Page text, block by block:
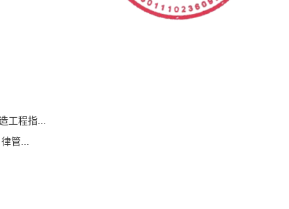
工程指...
管...